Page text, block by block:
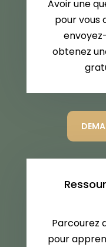
Avoir une
pour vous
obtenez
Parcourez
pour